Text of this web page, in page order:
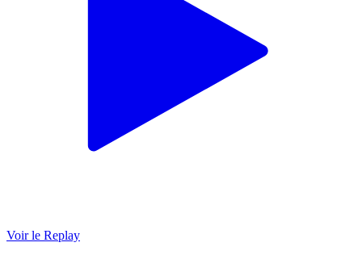
Voir le Replay